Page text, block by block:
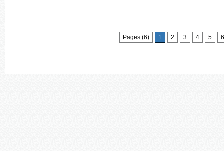
Pages (6) 1 2 3 4 5 6